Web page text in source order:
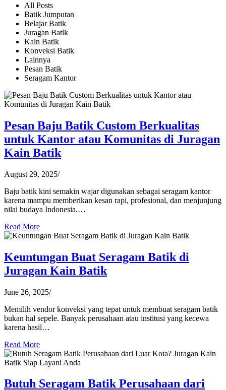
All Posts
Batik Jumputan
Belajar Batik
Juragan Batik
Kain Batik
Konveksi Batik
Lainnya
Pesan Batik
Seragam Kantor
Pesan Baju Batik Custom Berkualitas
untuk Kantor atau Komunitas di Juragan
Kain Batik
August 29, 2025/
Baju batik kini semakin wajar digunakan sebagai seragam kantor
karena mampu memberikan kesan rapi, profesional, dan menjunjung
nilai budaya Indonesia.…
Read More
Keuntungan Buat Seragam Batik di
Juragan Kain Batik
June 26, 2025/
Memilih vendor konveksi yang tepat untuk membuat seragam batik
bukan hal sepele. Banyak perusahaan atau institusi yang kecewa
karena hasil…
Read More
Butuh Seragam Batik Perusahaan dari